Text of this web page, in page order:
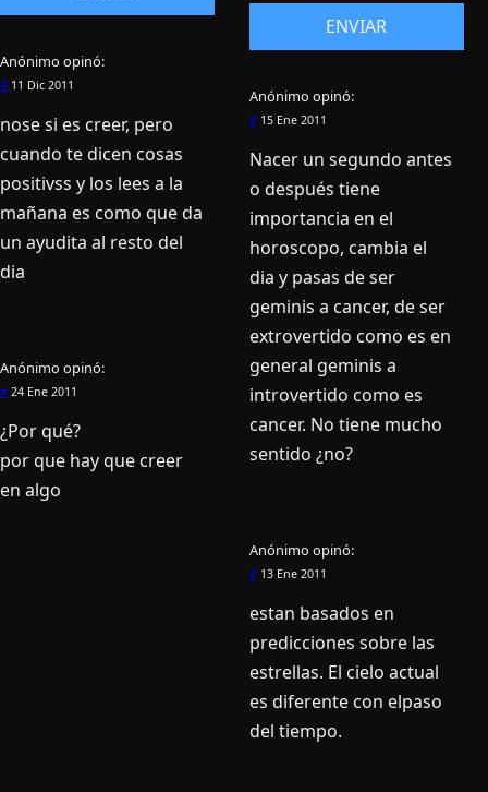
Anónimo opinó:
# 11 Dic 2011
nose si es creer, pero
cuando te dicen cosas
positivss y los lees a la
mañana es como que da
un ayudita al resto del
dia
Anónimo opinó:
# 24 Ene 2011
¿Por qué?
por que hay que creer
en algo
Anónimo opinó:
#15 Ene 2011
Nacer un segundo antes
o después tiene
importancia en el
horoscopo, cambia el
dia y pasas de ser
geminis a cancer, de ser
extrovertido como es en
general geminis a
introvertido como es
cancer. No tiene mucho
sentido ¿no?
Anónimo opinó:
#13 Ene 2011
estan basados en
predicciones sobre las
estrellas. El cielo actual
es diferente con elpaso
del tiempo.